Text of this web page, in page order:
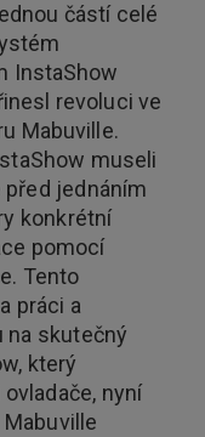
částí celé
InstaShow
revoluci ve
Mabuville.
museli
jednáním
konkrétní
pomocí
Tento
práci a
na skutečný
který
nyní